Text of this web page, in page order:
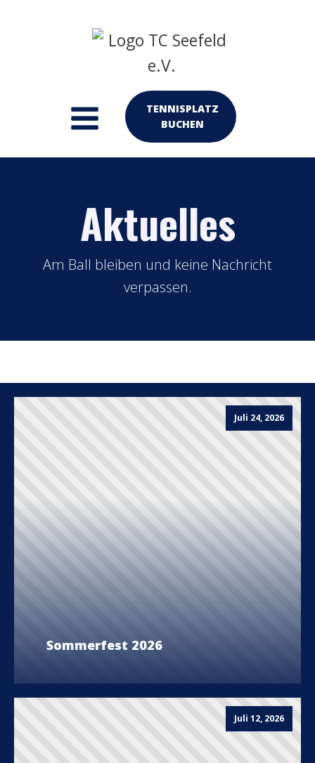
TENNISPLATZ
BUCHEN
Aktuelles
Am Ball bleiben und keine Nachricht
verpassen.
Juli 24, 2026
Sommerfest 2026
Juli 12, 2026